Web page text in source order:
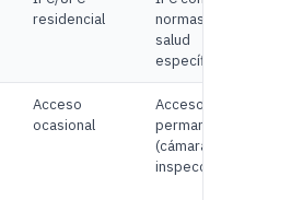
residencial
normas de
salud
específicas
Acceso
ocasional
Acceso
permanente
(cámaras de
inspección)